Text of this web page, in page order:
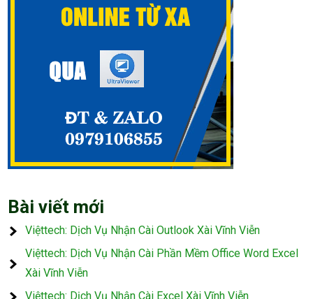
Bài viết mới
Việttech: Dịch Vụ Nhận Cài Outlook Xài Vĩnh Viễn
Việttech: Dịch Vụ Nhận Cài Phần Mềm Office Word Excel
Xài Vĩnh Viễn
Việttech: Dịch Vụ Nhận Cài Excel Xài Vĩnh Viễn